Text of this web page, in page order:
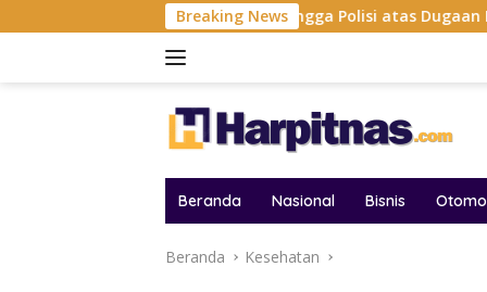
ke
Breaking News
Vicky Prasetyo Hingga Polisi atas Dugaan Penghinaan
Beranda Nasional Bisnis
Beranda Kesehatan